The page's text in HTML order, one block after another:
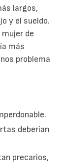
largos,
y el sueldo.
mujer de
más
problema
deberían
precarios,